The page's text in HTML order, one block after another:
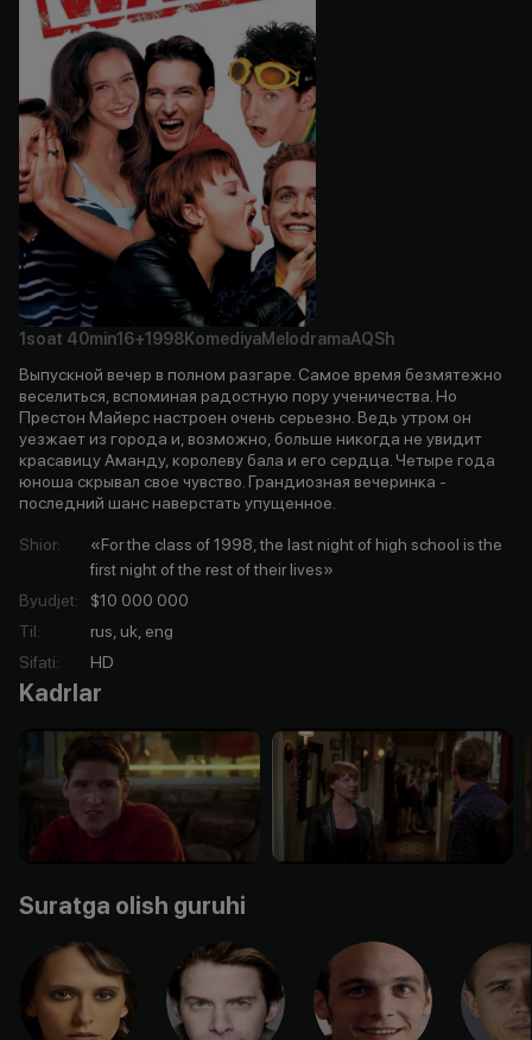
1soat 40min16+1998KomediyaMelodramaAQSh
Выпускной вечер в полном разгаре. Самое время безмятежно
веселиться, вспоминая радостную пору ученичества. Но
Престон Майерс настроен очень серьезно. Ведь утром он
уезжает из города и, возможно, больше никогда не увидит
красавицу Аманду, королеву бала и его сердца. Четыре года
юноша скрывал свое чувство. Грандиозная вечеринка -
последний шанс наверстать упущенное.
Shior:
«For the class of 1998, the last night of high school is the
first night of the rest of their lives»
Byudjet:
$10 000 000
Til:
rus, uk, eng
Sifati: HD
Kadrlar
Suratga olish guruhi